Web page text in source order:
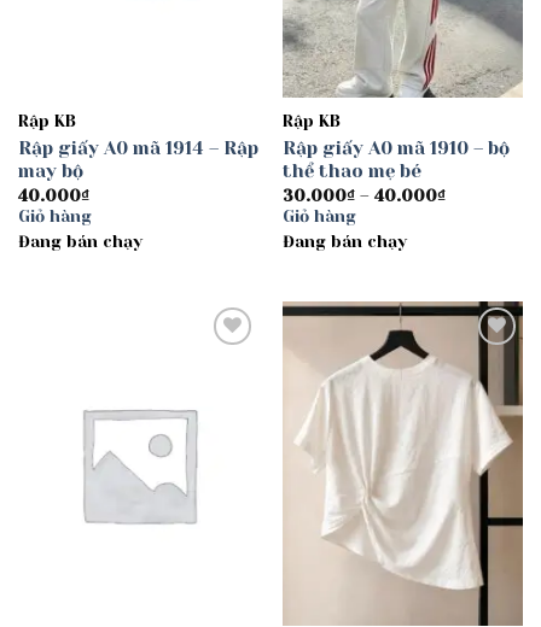
Rập KB
Rập giấy A0 mã 1914 – Rập
may bộ
40.000₫
Giỏ hàng
Đang bán chạy
Rập KB
Rập giấy A0 mã 1910 – bộ
thể thao mẹ bé
30.000₫ – 40.000₫Khoảng
Giỏ hàng
Đang bán chạy
wishlist